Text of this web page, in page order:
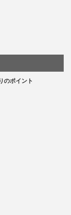
のポイント